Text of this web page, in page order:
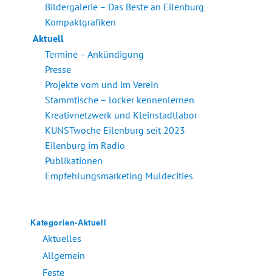
Bildergalerie – Das Beste an Eilenburg
Kompaktgrafiken
Aktuell
Termine – Ankündigung
Presse
Projekte vom und im Verein
Stammtische – locker kennenlernen
Kreativnetzwerk und Kleinstadtlabor
KUNSTwoche Eilenburg seit 2023
Eilenburg im Radio
Publikationen
Empfehlungsmarketing Muldecities
Kategorien-Aktuell
Aktuelles
Allgemein
Feste